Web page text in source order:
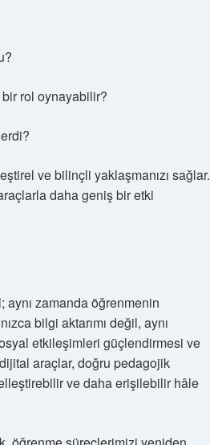
rol oynayabilir?
ve bilinçli yaklaşmanızı sağlar.
daha geniş bir etki
zamanda öğrenmenin
bilgi aktarımı değil, aynı
etkileşimleri güçlendirmesi ve
araçlar, doğru pedagojik
ve daha erişilebilir hâle